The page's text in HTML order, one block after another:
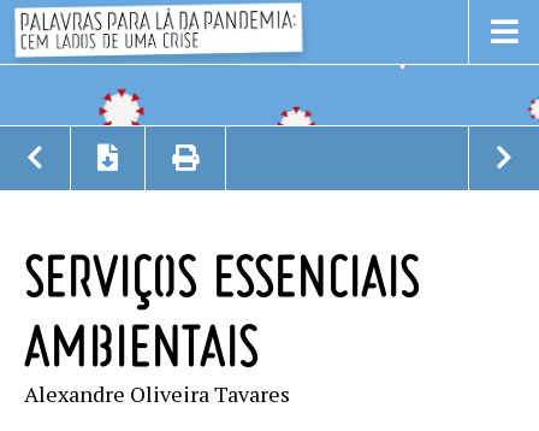
SERVIÇOS ESSENCIAIS
AMBIENTAIS
Alexandre Oliveira Tavares